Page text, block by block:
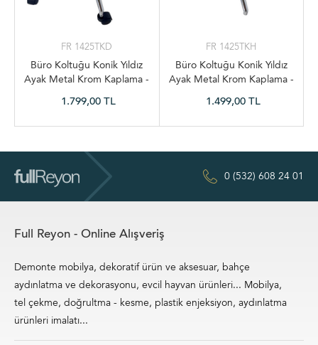
FR 1425TKD
Büro Koltuğu Konik Yıldız
Ayak Metal Krom Kaplama -
1.799,00 TL
FR 1425TKH
Büro Koltuğu Konik Yıldız
Ayak Metal Krom Kaplama -
1.499,00 TL
0 (532) 608 24 01
Full Reyon - Online Alışveriş
Demonte mobilya, dekoratif ürün ve aksesuar, bahçe
aydınlatma ve dekorasyonu, evcil hayvan ürünleri... Mobilya,
tel çekme, doğrultma - kesme, plastik enjeksiyon, aydınlatma
ürünleri imalatı...